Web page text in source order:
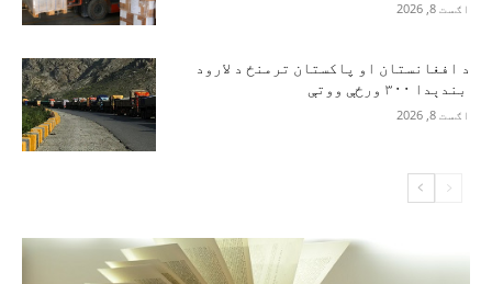
اګست 8, 2026
د افغانستان او پاکستان ترمنځ د لارود
بندېدا ۳۰۰ ورځې ووتې
اګست 8, 2026